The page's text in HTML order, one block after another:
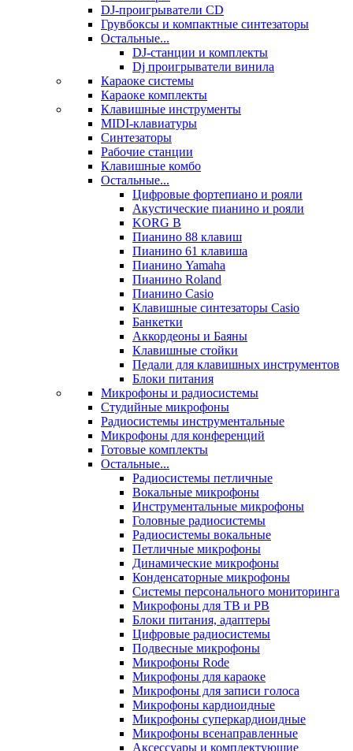
DJ-проигрыватели CD
Грувбоксы и компактные синтезаторы
Остальные...
DJ-станции и комплекты
Dj проигрыватели винила
Караоке системы
Караоке комплекты
Клавишные инструменты
MIDI-клавиатуры
Синтезаторы
Рабочие станции
Клавишные комбо
Остальные...
Цифровые фортепиано и рояли
Акустические пианино и рояли
KORG B
Пианино 88 клавиш
Пианино 61 клавиша
Пианино Yamaha
Пианино Roland
Пианино Casio
Клавишные синтезаторы Casio
Банкетки
Аккордеоны и Баяны
Клавишные стойки
Педали для клавишных инструментов
Блоки питания
Микрофоны и радиосистемы
Студийные микрофоны
Радиосистемы инструментальные
Микрофоны для конференций
Готовые комплекты
Остальные...
Радиосистемы петличные
Вокальные микрофоны
Инструментальные микрофоны
Головные радиосистемы
Радиосистемы вокальные
Петличные микрофоны
Динамические микрофоны
Конденсаторные микрофоны
Системы персонального мониторинга
Микрофоны для ТВ и РВ
Блоки питания, адаптеры
Цифровые радиосистемы
Подвесные микрофоны
Микрофоны Rode
Микрофоны для караоке
Микрофоны для записи голоса
Микрофоны кардиоидные
Микрофоны суперкардиоидные
Микрофоны всенаправленные
Аксессуары и комплектующие